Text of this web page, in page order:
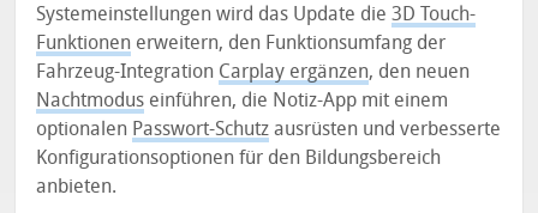
Systemeinstellungen wird das Update die3D Touch-
Funktionen erweitern, den Funktionsumfang der
Fahrzeug-Integration Carplay ergänzen, den neuen
Nachtmodus einführen, die Notiz-App mit einem
optionalen Passwort-Schutz ausrüsten und verbesserte
Konfigurationsoptionen für den Bildungsbereich
anbieten.